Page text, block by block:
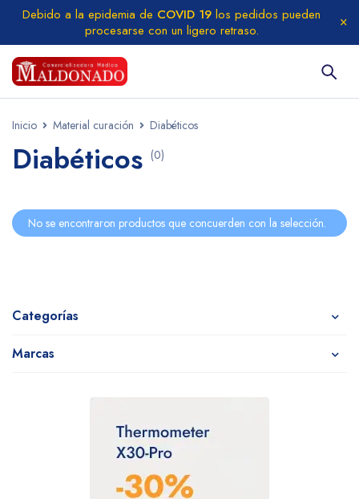
Debido a la epidemia de COVID 19 los pedidos pueden
procesarse con un ligero retraso.
Inicio Material curación Diabéticos
Diabéticos (0)
Categorías
Marcas
No se encontraron productos que concuerden con la selección.